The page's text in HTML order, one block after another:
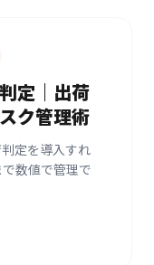
定｜出荷
ク管理術
定を導入すれ
数値で管理で